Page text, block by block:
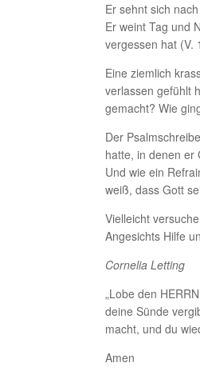
Er sehnt sich
Er weint Tag und
vergessen hat (V.
Eine ziemlich
verlassen gefühlt
gemacht? Wie
Der
hatte, in denen er
Und wie ein
weiß, dass Gott
Vielleicht
Angesichts Hilfe
Cornelia Letting
„Lobe den
deine Sünde
macht, und du
Amen